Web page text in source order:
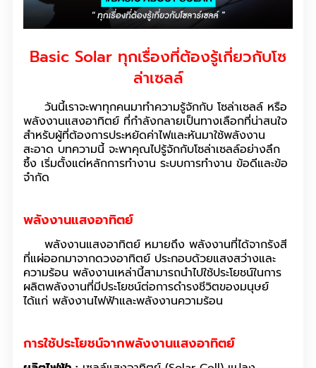
Basic Solar ทุกเรื่องที่ต้องรู้เกี่ยวกับโซ
ล่าเซลล์
วันนี้เราจะพาทุกคนมาทำความรู้จักกับ โซล่าเซลล์ หรือ
พลังงานแสงอาทิตย์ ที่กำลังกลายเป็นทางเลือกที่น่าสนใจ
สำหรับผู้ที่ต้องการประหยัดค่าไฟและหันมาใช้พลังงาน
สะอาด บทความนี้ จะพาคุณไปรู้จักกับโซล่าเซลล์อย่างลึก
ซึ้ง เริ่มตั้งแต่หลักการทำงาน ระบบการทำงาน ข้อดีและข้อ
จำกัด
พลังงานแสงอาทิตย์
พลังงานแสงอาทิตย์ หมายถึง พลังงานที่ได้จากรังสี
ที่แผ่ออกมาจากดวงอาทิตย์ ประกอบด้วยแสงสว่างและ
ความร้อน พลังงานเหล่านี้สามารถนำไปใช้ประโยชน์ในการ
ผลิตพลังงานที่มีประโยชน์ต่อการดำรงชีวิตของมนุษย์
ได้แก่ พลังงานไฟฟ้าและพลังงานความร้อน
การใช้ประโยชน์จากพลังงานแสงอาทิตย์